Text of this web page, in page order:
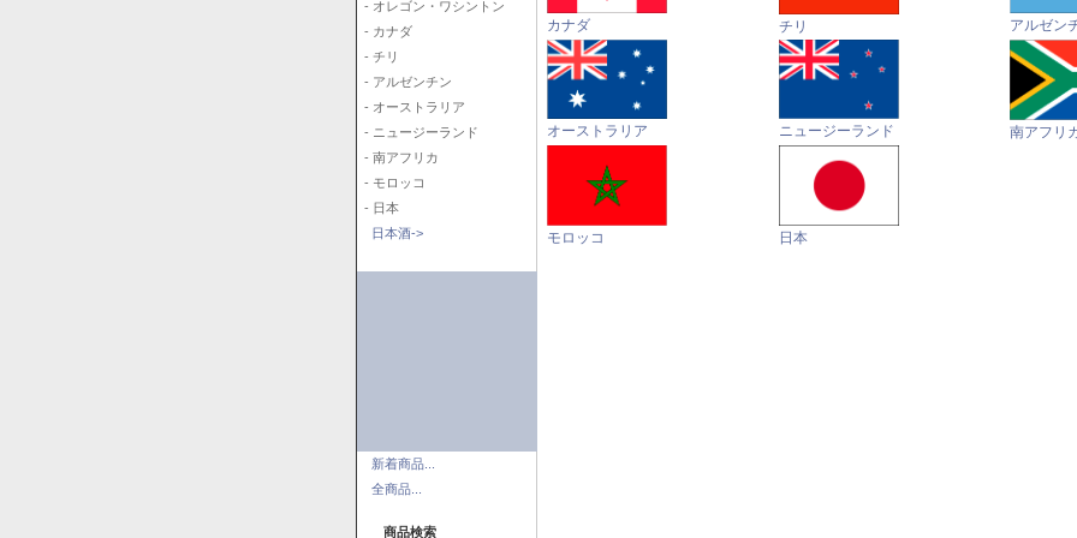
- オレゴン・ワシントン
- カナダ
- チリ
- アルゼンチン
- オーストラリア
- ニュージーランド
- 南アフリカ
- モロッコ
- 日本
日本酒->
新着商品...
全商品...
商品検索
カナダ チリ アルゼン
オーストラリア ニュージーランド 南アフリ
モロッコ 日本